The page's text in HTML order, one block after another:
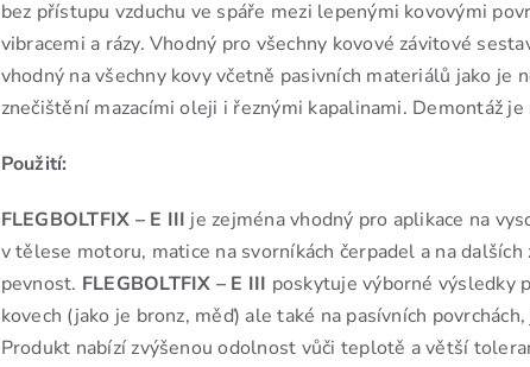
bez přístupu vzduchu ve spáře mezi lepenými kovovými
vibracemi a rázy. Vhodný pro všechny kovové závitové
vhodný na všechny kovy včetně pasivních materiálů jako je
znečištění mazacími oleji i řeznými kapalinami. Demontáž je
Použití:
FLEGBOLTFIX – E III je zejména vhodný pro aplikace na
v tělese motoru, matice na svorníkách čerpadel a na
pevnost. FLEGBOLTFIX – E III poskytuje výborné výsledky
kovech (jako je bronz, měď) ale také na pasívních
Produkt nabízí zvýšenou odolnost vůči teplotě a větší